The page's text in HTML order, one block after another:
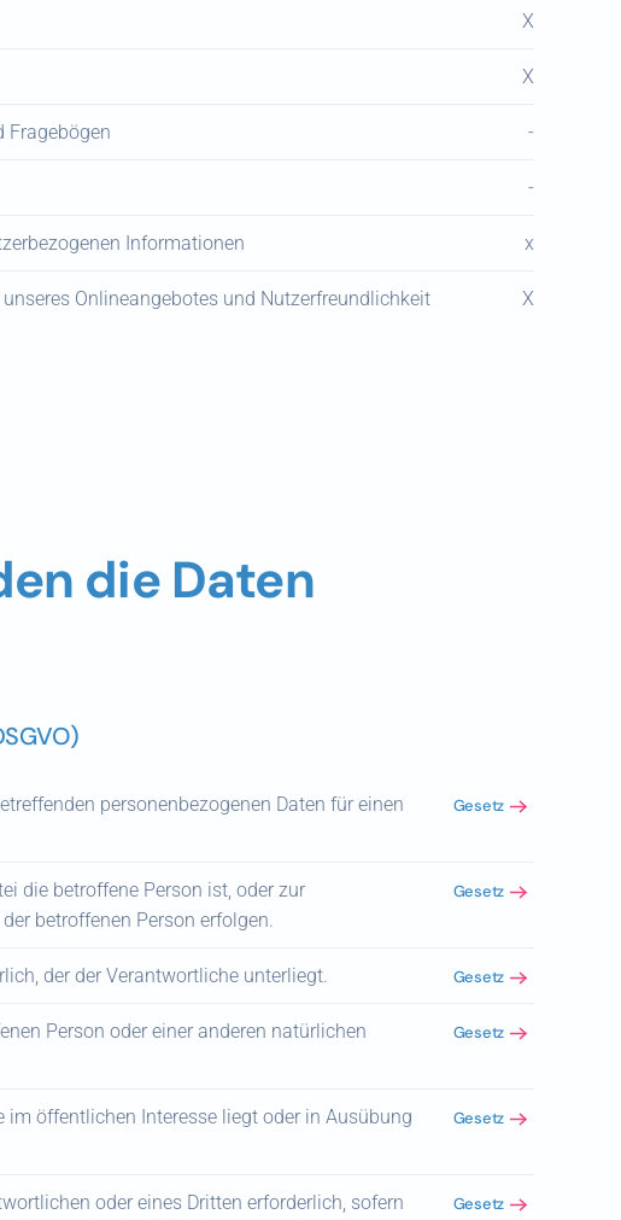
X
X
Fragebögen -
-
Informationen x
Onlineangebotes und Nutzerfreundlichkeit X
die Daten
personenbezogenen Daten für einen
Gesetz
die betroffene Person ist, oder zur
betroffenen Person erfolgen.
Gesetz
der der Verantwortliche unterliegt. Gesetz
Person oder einer anderen natürlichen
Gesetz
im öffentlichen Interesse liegt oder in Ausübung
Gesetz
oder eines Dritten erforderlich, sofern
Gesetz